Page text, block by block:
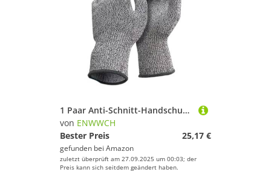
1 Paar Anti-Schnitt-Handschuhe aus widerstandsfähiger Seide, rutschfest, warm, for den Winter, Sicherheit, for den Außenbereich Für Garten, Baustelle(S)
von ENWWCH
Bester Preis
25,17 €
gefunden bei Amazon
zuletzt überprüft am 27.09.2025 um 00:03; der
Preis kann sich seitdem geändert haben.